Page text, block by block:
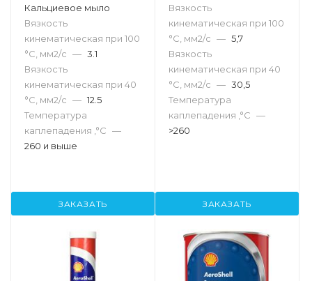
Кальциевое мыло
Вязкость
кинематическая при 100
°С, мм2/с — 3.1
Вязкость
кинематическая при 40
°С, мм2/с — 12.5
Температура
каплепадения ,°C —
260 и выше
ЗАКАЗАТЬ
Вязкость
кинематическая при 100
°С, мм2/с — 5,7
Вязкость
кинематическая при 40
°С, мм2/с — 30,5
Температура
каплепадения ,°C —
>260
ЗАКАЗАТЬ